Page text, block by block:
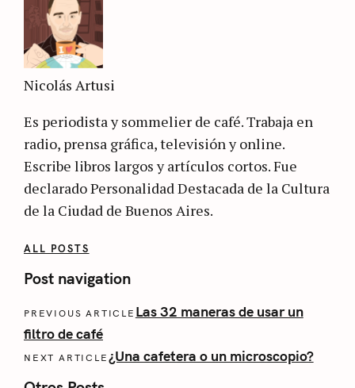
Nicolás Artusi
Es periodista y sommelier de café. Trabaja en
radio, prensa gráfica, televisión y online.
Escribe libros largos y artículos cortos. Fue
declarado Personalidad Destacada de la Cultura
de la Ciudad de Buenos Aires.
ALL POSTS
Post navigation
PREVIOUS ARTICLE Las 32 maneras de usar un
filtro de café
NEXT ARTICLE ¿Una cafetera o un microscopio?